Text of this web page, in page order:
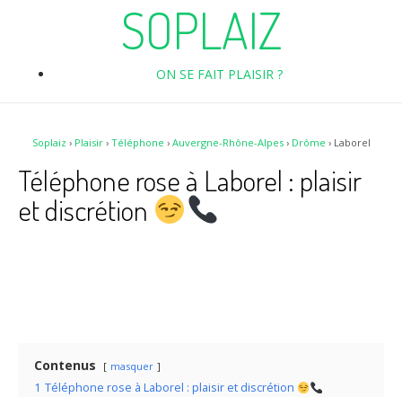
SOPLAIZ
ON SE FAIT PLAISIR ?
Soplaiz › Plaisir› Téléphone › Auvergne-Rhône-Alpes› Drôme › Laborel
Téléphone rose à Laborel : plaisir
et discrétion
Contenus masquer
1 Téléphone rose à Laborel : plaisir et discrétion